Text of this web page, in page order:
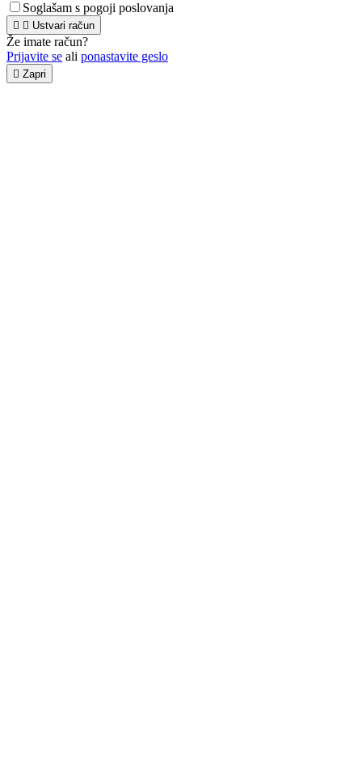
Soglašam s pogoji poslovanja
  Ustvari račun
Že imate račun?
Prijavite se ali ponastavite geslo
 Zapri